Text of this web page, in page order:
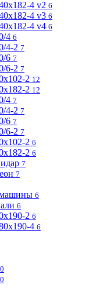
4 v2 6
4 v3 6
4 v4 6
4 6
4-2 7
6 7
6-2 7
2 12
2 12
4 7
4-2 7
6 7
6-2 7
2 6
2 6
7
7
машины 6
6
2 6
4 6
0
0